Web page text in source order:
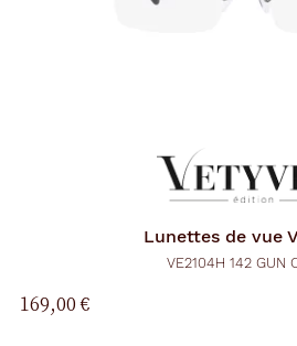
Lunettes de vue
VE2104H 142 GUN
169,00 €